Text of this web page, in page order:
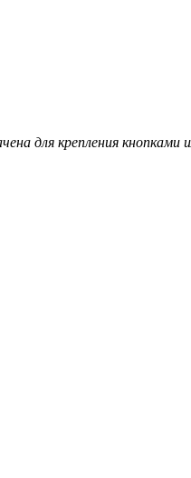
для крепления кнопками